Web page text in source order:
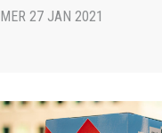
MER 27 JAN 2021